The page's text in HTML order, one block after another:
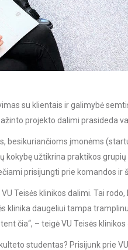
su klientais ir galimybė
projekto dalimi prasideda
besikuriančioms įmonėms
kokybę užtikrina praktikos
prisijungti prie komandos ir
Teisės klinikos dalimi. Tai
klinika daugeliui tampa
čia“, – teigė VU Teisės
studentas? Prisijunk prie